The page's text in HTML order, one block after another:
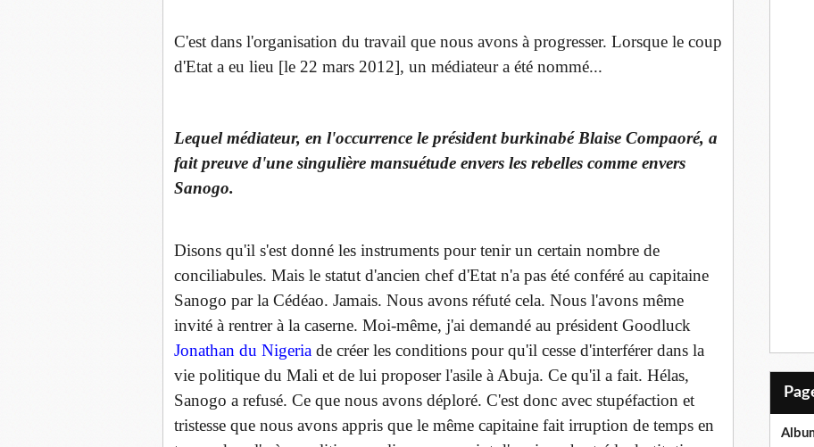
C'est dans l'organisation du travail que nous avons à progresser. Lorsque le coup
d'Etat a eu lieu [le 22 mars 2012], un médiateur a été nommé...
Lequel médiateur, en l'occurrence le président burkinabé Blaise Compaoré, a
fait preuve d'une singulière mansuétude envers les rebelles comme envers
Sanogo.
Disons qu'il s'est donné les instruments pour tenir un certain nombre de
conciliabules. Mais le statut d'ancien chef d'Etat n'a pas été conféré au capitaine
Sanogo par la Cédéao. Jamais. Nous avons réfuté cela. Nous l'avons même
invité à rentrer à la caserne. Moi-même, j'ai demandé au président Goodluck
Jonathan du Nigeria de créer les conditions pour qu'il cesse d'interférer dans la
vie politique du Mali et de lui proposer l'asile à Abuja. Ce qu'il a fait. Hélas,
Sanogo a refusé. Ce que nous avons déploré. C'est donc avec stupéfaction et
tristesse que nous avons appris que le même capitaine fait irruption de temps en